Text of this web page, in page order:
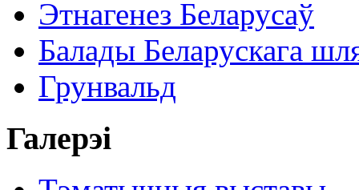
Этнагенез Беларусаў
Балады Беларускага
Грунвальд
Галерэі